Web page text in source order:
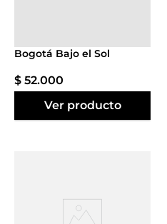
Bogotá Bajo el Sol
$ 52.000
Ver producto